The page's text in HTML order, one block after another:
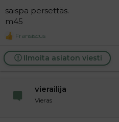
saispa persettäs.
m45
R
a
c
t
Fransiscus
Ilmoita asiaton viesti
vierailija
Vieras